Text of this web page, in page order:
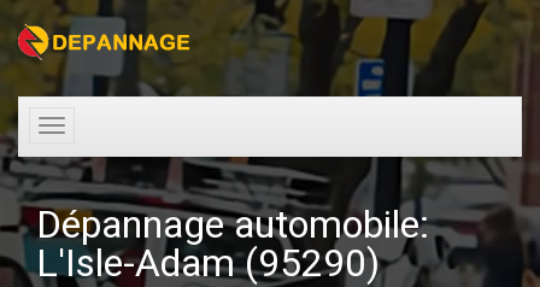
Toggle
navigation
Dépannage automobile:
L'Isle-Adam (95290)